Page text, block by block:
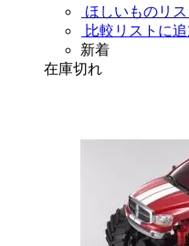
ほしいものリ
比較リストに
新着
在庫切れ